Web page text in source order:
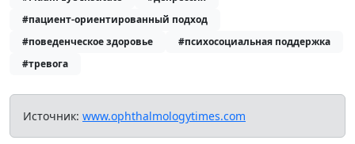
#пациент-ориентированный подход
#поведенческое здоровье
#психосоциальная поддержка
#тревога
Источник: www.ophthalmologytimes.com